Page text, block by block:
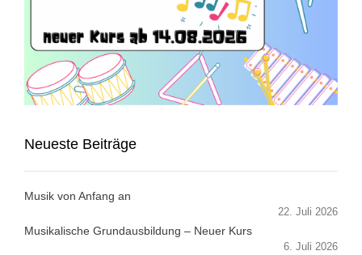
Neueste Beiträge
Musik von Anfang an
22. Juli 2026
Musikalische Grundausbildung – Neuer Kurs
6. Juli 2026